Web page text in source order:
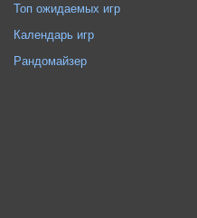
Топ ожидаемых игр
Календарь игр
Рандомайзер